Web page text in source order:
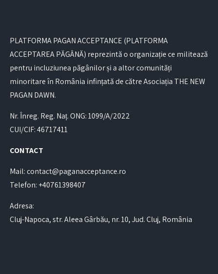
PLATFORMA PAGAN ACCEPTANCE (PLATFORMA
ACCEPTAREA PĂGÂNĂ) reprezintă o organizație ce militează
pentru incluziunea păgânilor și a altor comunități
minoritare în România infințată de către Asociația THE NEW
PAGAN DAWN.
Nr. Înreg. Reg. Naț. ONG: 1099/A/2022
CUI/CIF: 46717411
CONTACT
Mail: contact@paganacceptance.ro
Telefon: +40761398407
Adresa:
Cluj-Napoca, str. Aleea Gârbău, nr. 10, Jud. Cluj, România